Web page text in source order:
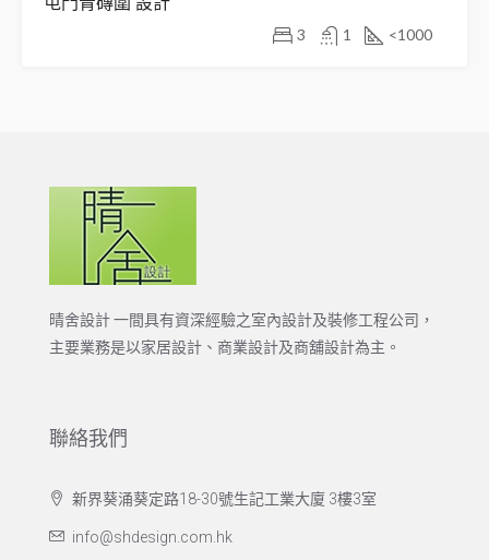
3 1 <1000
晴舍設計 一間具有資深經驗之室內設計及裝修工程公司，
主要業務是以家居設計、商業設計及商舖設計為主。
聯絡我們
新界葵涌葵定路18-30號生記工業大廈 3樓3室
info@shdesign.com.hk